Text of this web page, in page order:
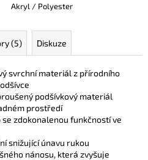
Akryl / Polyester
(5) Diskuze
svrchní materiál z přírodního
podšívkový materiál
prostředí
zdokonalenou funkčností ve
snižující únavu rukou
nánosu, která zvyšuje